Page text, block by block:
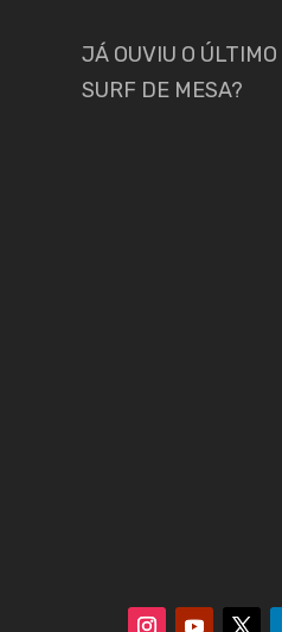
JÁ OUVIU O
SURF DE MESA?